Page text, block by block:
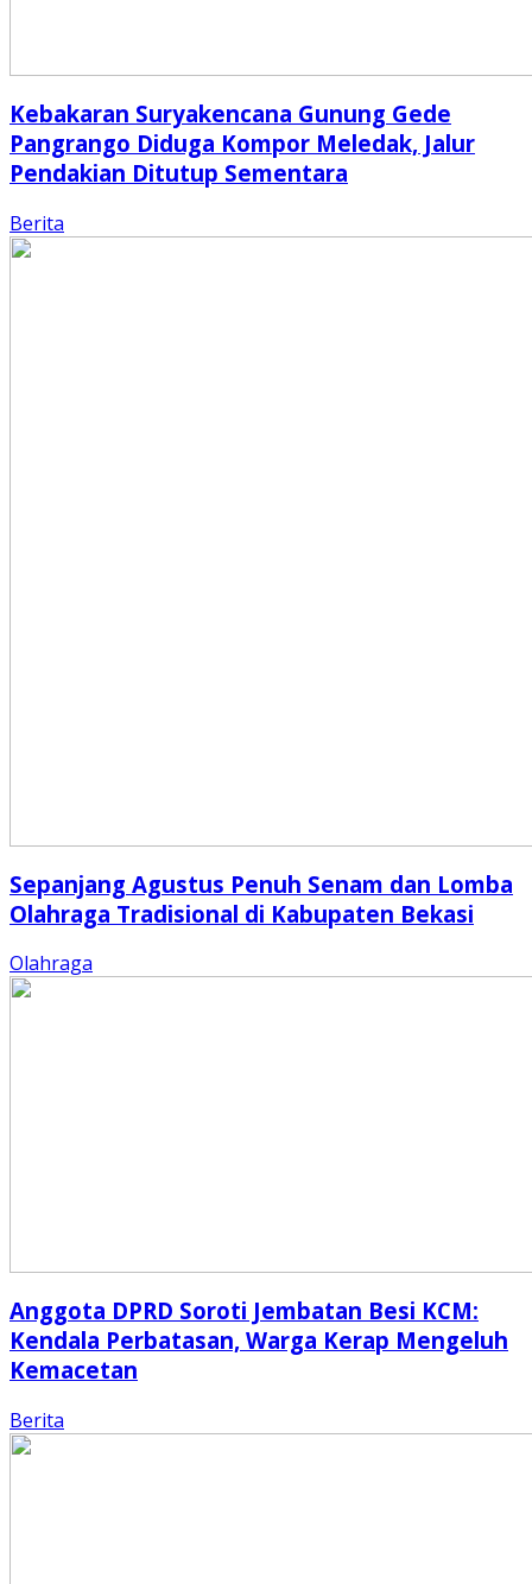
Kebakaran Suryakencana Gunung Gede
Pangrango Diduga Kompor Meledak, Jalur
Pendakian Ditutup Sementara
Berita
Sepanjang Agustus Penuh Senam dan Lomba
Olahraga Tradisional di Kabupaten Bekasi
Olahraga
Anggota DPRD Soroti Jembatan Besi KCM:
Kendala Perbatasan, Warga Kerap Mengeluh
Kemacetan
Berita